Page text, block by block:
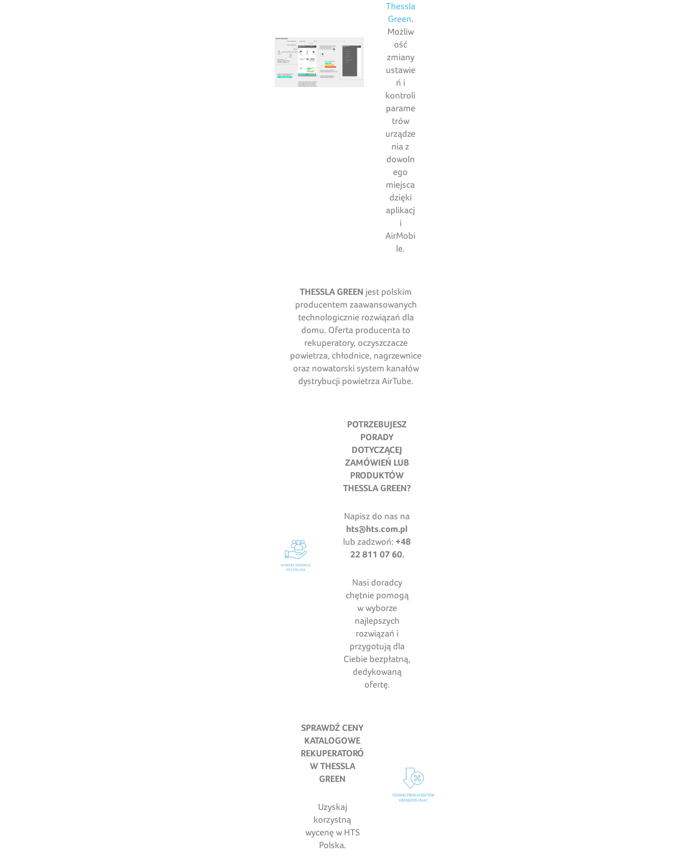
Thessla
Green.
Możliw
ość
zmiany
ustawie
ń i
kontroli
parame
trów
urządze
nia z
dowoln
ego
miejsca
dzięki
aplikacj
i
AirMobi
le.
THESSLA GREEN jest polskim
producentem zaawansowanych
technologicznie rozwiązań dla
domu. Oferta producenta to
rekuperatory, oczyszczacze
powietrza, chłodnice, nagrzewnice
oraz nowatorski system kanałów
dystrybucji powietrza AirTube.
POTRZEBUJESZ
PORADY
DOTYCZĄCEJ
ZAMÓWIEŃ LUB
PRODUKTÓW
THESSLA GREEN?
Napisz do nas na
hts@hts.com.pl
lub zadzwoń: +48
22 811 07 60.
Nasi doradcy
chętnie pomogą
w wyborze
najlepszych
rozwiązań i
przygotują dla
Ciebie bezpłatną,
dedykowaną
ofertę.
SPRAWDŹ CENY
KATALOGOWE
REKUPERATORÓ
W THESSLA
GREEN
Uzyskaj
korzystną
wycenę w HTS
Polska.